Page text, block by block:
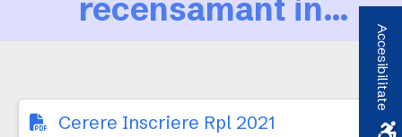
recensamant in
RPL 2021
Cerere Inscriere Rpl 2021
Accesibilitate